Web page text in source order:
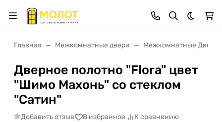
Темная
Главная Межкомнатные двери Межкомнатные Двери
Дверное полотно "Flora" цвет
"Шимо Махонь" со стеклом
"Сатин"
Добавить отзыв В избранное К сравнению